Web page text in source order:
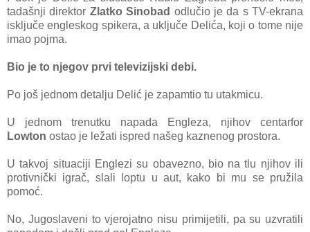
tadašnji direktor Zlatko Sinobad odlučio je da s TV-ekrana
isključe engleskog spikera, a uključe Delića, koji o tome nije
imao pojma.
Bio je to njegov prvi televizijski debi.
Po još jednom detalju Delić je zapamtio tu utakmicu.
U jednom trenutku napada Engleza, njihov centarfor
Lowton ostao je ležati ispred našeg kaznenog prostora.
U takvoj situaciji Englezi su obavezno, bio na tlu njihov ili
protivnički igrač, slali loptu u aut, kako bi mu se pružila
pomoć.
No, Jugoslaveni to vjerojatno nisu primijetili, pa su uzvratili